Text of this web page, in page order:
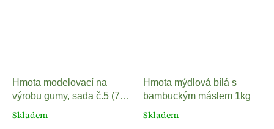
Hmota modelovací na
výrobu gumy, sada č.5 (7
ks)
Skladem
Hmota mýdlová bílá s
bambuckým máslem 1kg
Skladem